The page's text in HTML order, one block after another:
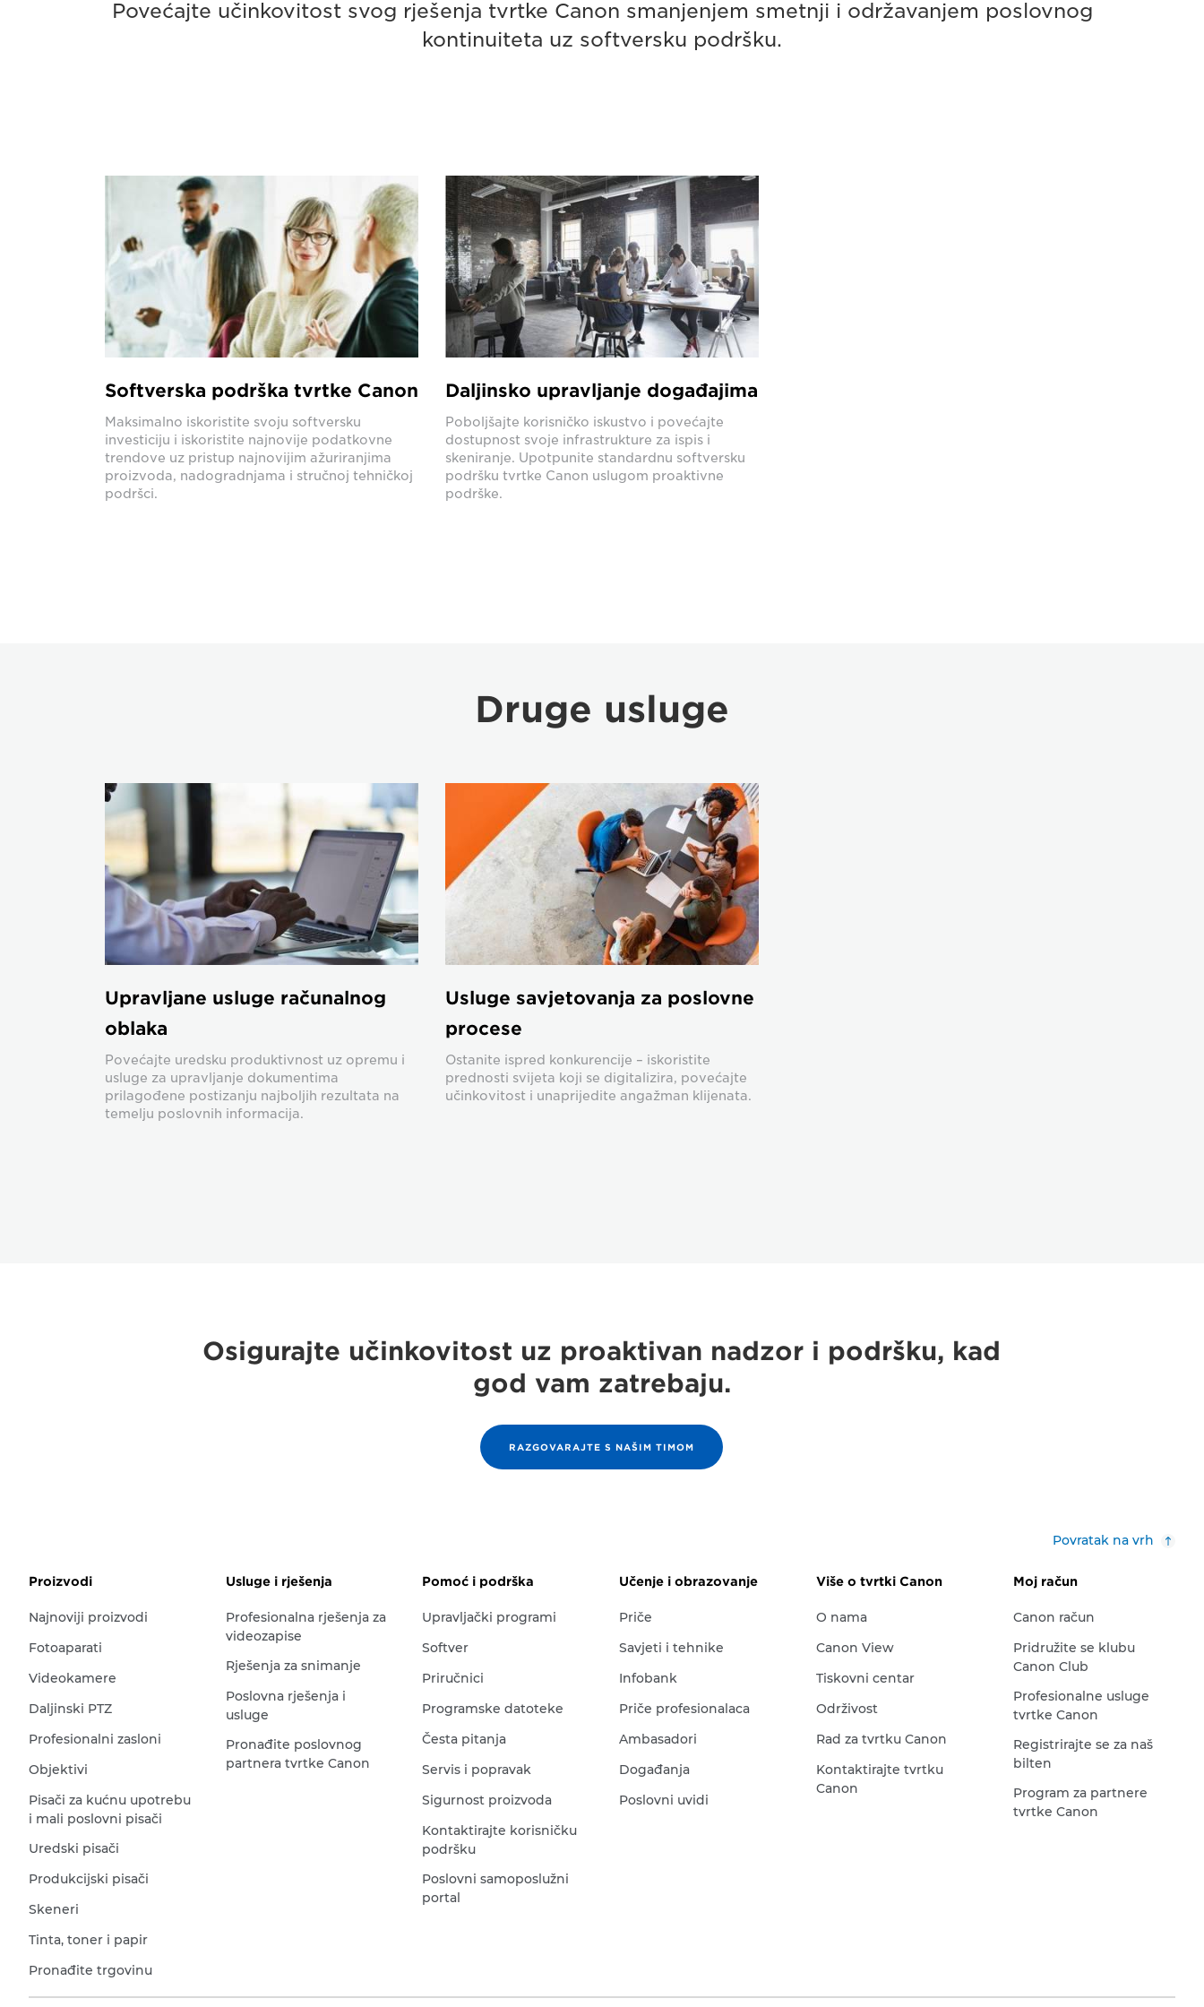
Povećajte učinkovitost svog rješenja tvrtke Canon smanjenjem smetnji i održavanjem poslovnog
kontinuiteta uz softversku podršku.
Softverska podrška tvrtke Canon
Maksimalno iskoristite svoju softversku
investiciju i iskoristite najnovije podatkovne
trendove uz pristup najnovijim ažuriranjima
proizvoda, nadogradnjama i stručnoj tehničkoj
podršci.
Daljinsko upravljanje događajima
Poboljšajte korisničko iskustvo i povećajte
dostupnost svoje infrastrukture za ispis i
skeniranje. Upotpunite standardnu softversku
podršku tvrtke Canon uslugom proaktivne
podrške.
Druge usluge
Upravljane usluge računalnog
oblaka
Povećajte uredsku produktivnost uz opremu i
usluge za upravljanje dokumentima
prilagođene postizanju najboljih rezultata na
temelju poslovnih informacija.
Usluge savjetovanja za poslovne
procese
Ostanite ispred konkurencije – iskoristite
prednosti svijeta koji se digitalizira, povećajte
učinkovitost i unaprijedite angažman klijenata.
Osigurajte učinkovitost uz proaktivan nadzor i podršku, kad
god vam zatrebaju.
RAZGOVARAJTE S NAŠIM TIMOM
Povratak na vrh
Proizvodi
Najnoviji proizvodi
Fotoaparati
Videokamere
Daljinski PTZ
Profesionalni zasloni
Objektivi
Pisači za kućnu upotrebu
i mali poslovni pisači
Uredski pisači
Produkcijski pisači
Skeneri
Tinta, toner i papir
Pronađite trgovinu
Usluge i rješenja
Profesionalna rješenja za
videozapise
Rješenja za snimanje
Poslovna rješenja i
usluge
Pronađite poslovnog
partnera tvrtke Canon
Pomoć i podrška
Upravljački programi
Softver
Priručnici
Programske datoteke
Česta pitanja
Servis i popravak
Sigurnost proizvoda
Kontaktirajte korisničku
podršku
Poslovni samoposlužni
portal
Učenje i obrazovanje
Priče
Savjeti i tehnike
Infobank
Priče profesionalaca
Ambasadori
Događanja
Poslovni uvidi
Više o tvrtki Canon
O nama
Canon View
Tiskovni centar
Održivost
Rad za tvrtku Canon
Kontaktirajte tvrtku
Canon
Moj račun
Canon račun
Pridružite se klubu
Canon Club
Profesionalne usluge
tvrtke Canon
Registrirajte se za naš
bilten
Program za partnere
tvrtke Canon